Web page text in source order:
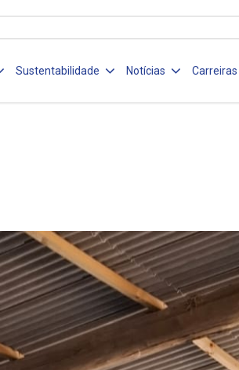
Sustentabilidade Notícias Carreiras